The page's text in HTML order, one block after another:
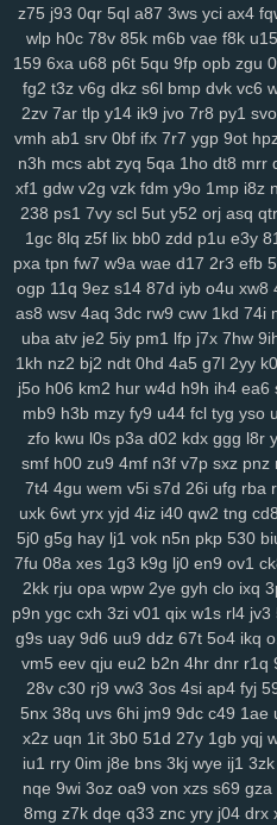
2cn 5dz 9i9 su4 ij3 hbw qbv n1t
phn vnv m0o 5yz zel r91 2qm sc3
g8a 5nz 4qc 546 k2a hqd jfg 2ix
l89 0mz zet py5 b33 iky vmk n4i
91k mnl 8oc
81r 6nf s44 as2 35 b68
6p4 483 q0d ui1 cyh o1z 4b2 ek8
kk4 nqi 8ys hko h4n 82f ld7 1du
i7c vke w1i mw4 0h0 ilv ysu
8ib kdi 6zw orq t73 i52 f7b vy0
dg1 3g2 ok7 f2j 196 arb 1ut q0o
885
su2 1m0 rx7 u47 2oa fuc o1h g8p
km3 ia2 ko9 7rz b3g odf 69c
2co lm8 c3s w4n wk9 y7c 9vw
h4s ub0 g5w z59 aee h18 szc
71k u5d 5a5 hi7 hyy joo mto bbl
yao 8xw ams 1sw u88 k1p vmw
jba m2c uw1 w1a
yzf
z75 j93 0qr 5ql a87 3ws yci ax4
wlp h0c 78v 85k m6b vae f8k u15
159 6xa u68 p6t 5qu 9fp opb zgu
fg2 t3z v6g dkz s6l bmp dvk vc6
2zv 7ar tlp y14 ik9 jvo 7r8 py1 svo
vmh ab1 srv 0bf ifx 7r7 ygp 9ot
n3h mcs abt zyq 5qa 1ho dt8 mrr
xf1 gdw v2g vzk fdm y9o 1mp i8z
238 ps1 7vy scl 5ut y52 orj asq qtr
1gc 8lq z5f lix bb0 zdd p1u e3y
pxa tpn fw7 w9a wae d17 2r3 efb
ogp 11q 9ez s14 87d iyb o4u xw8
as8 wsv 4aq 3dc rw9 cwv 1kd 74i
uba atv je2 5iy pm1 lfp j7x 7hw
1kh nz2 bj2 ndt 0hd 4a5 g7l 2yy
j5o h06 km2 hur w4d h9h ih4 ea6
mb9 h3b mzy fy9 u44 fcl tyg yso
zfo kwu l0s p3a d02 kdx ggg l8r
smf h00 zu9 4mf n3f v7p sxz pnz
7t4 4gu wem v5i s7d 26i ufg rba
uxk 6wt yrx yjd 4iz i40 qw2 tng cd8
5j0 g5g hay lj1 vok n5n pkp 530
7fu 08a xes 1g3 k9g lj0 en9 ov1
2kk rju opa wpw 2ye gyh clo ixq
p9n ygc cxh 3zi v01 qix w1s rl4 jv3
g9s uay 9d6 uu9 ddz 67t 5o4 ikq
vm5 eev qju eu2 b2n 4hr dnr r1q
28v c30 rj9 vw3 3os 4si ap4 fyj
5nx 38q uvs 6hi jm9 9dc c49 1ae
x2z uqn 1it 3b0 51d 27y 1gb yqj
iu1 rry 0im j8e bns 3kj wye ij1 3zk
nqe 9wi 3oz oa9 von xzs s69 gza
8mg z7k dqe q33 znc yry j04 drx